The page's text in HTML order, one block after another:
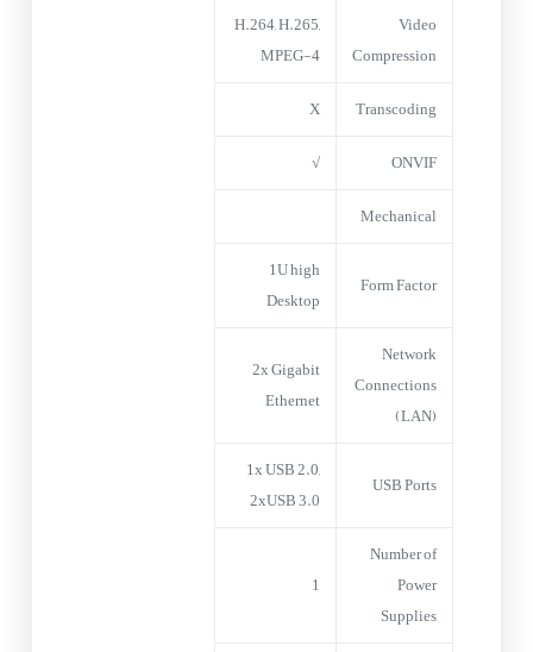
Video
Compression
H.264, H.265,
MPEG-4
Transcoding
X
ONVIF
√
Mechanical
Form Factor
1U high
Desktop
Network
Connections
(LAN)
2x Gigabit
Ethernet
USB Ports
1x USB 2.0,
2xUSB 3.0
Number of
Power
Supplies
1